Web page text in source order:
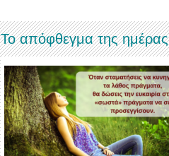
Το απόφθεγμα της ημέρας